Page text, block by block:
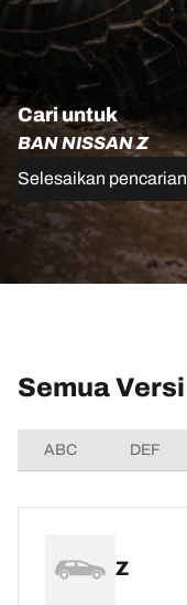
Cari untuk
BAN NISSAN Z
Selesaikan
Semua
ABC DEF
Z